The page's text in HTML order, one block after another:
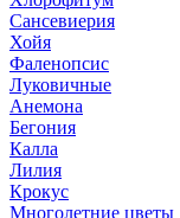
Сансевиерия
Хойя
Фаленопсис
Луковичные
Анемона
Бегония
Калла
Лилия
Крокус
Многолетние цветы